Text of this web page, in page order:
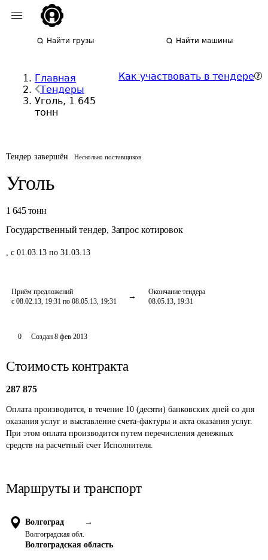
Найти грузы Найти машины
Главная
Тендеры
Уголь, 1 645
тонн
Как участвовать в тендере
Тендер завершён Несколько поставщиков
Уголь
1 645 тонн
Государственный тендер, Запрос котировок
, с 01.03.13 по 31.03.13
Приём предложений
с 08.02.13, 19:31 по 08.05.13, 19:31
Окончание тендера
08.05.13, 19:31
0 Создан 8 фев 2013
Стоимость контракта
287 875
Оплата производится, в течение 10 (десяти) банковских дней со дня
оказания услуг и выставление счета-фактуры и акта оказания услуг.
При этом оплата производится путем перечисления денежных
средств на расчетный счет Исполнителя.
Маршруты и транспорт
Волгоград →
Волгоградская обл.
Волгоградская область